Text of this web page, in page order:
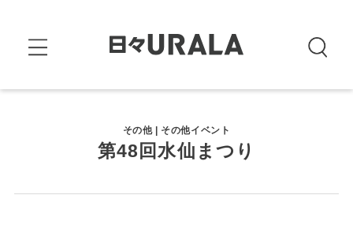
その他 | その他イベント
第48回水仙まつり